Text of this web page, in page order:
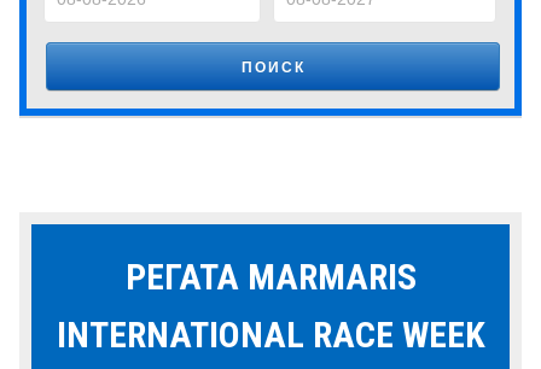
РЕГАТА MARMARIS
INTERNATIONAL RACE WEEK